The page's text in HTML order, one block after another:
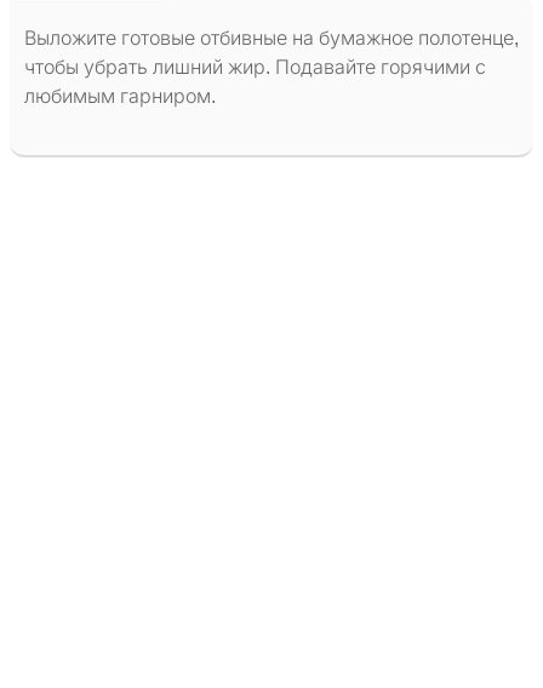
Выложите готовые отбивные на бумажное полотенце,
чтобы убрать лишний жир. Подавайте горячими с
любимым гарниром.